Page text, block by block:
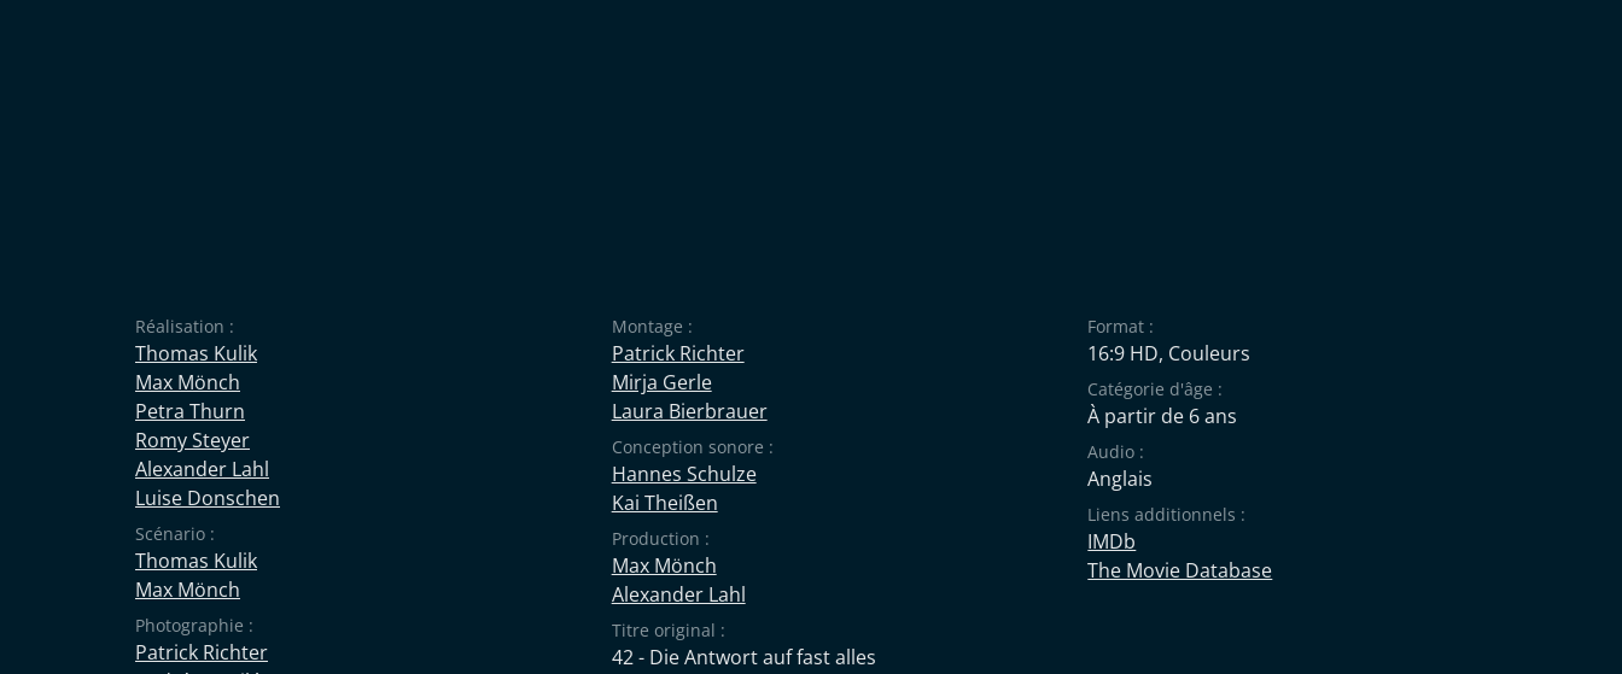
Réalisation :
Thomas Kulik
Max Mönch
Petra Thurn
Romy Steyer
Alexander Lahl
Luise Donschen
Scénario :
Thomas Kulik
Max Mönch
Photographie :
Patrick Richter
Montage :
Patrick Richter
Mirja Gerle
Laura Bierbrauer
Conception sonore :
Hannes Schulze
Kai Theißen
Production :
Max Mönch
Alexander Lahl
Titre original :
42 - Die Antwort auf fast alles
Format :
16:9 HD, Couleurs
Catégorie d'âge :
À partir de 6 ans
Audio :
Anglais
Liens additionnels :
IMDb
The Movie Database